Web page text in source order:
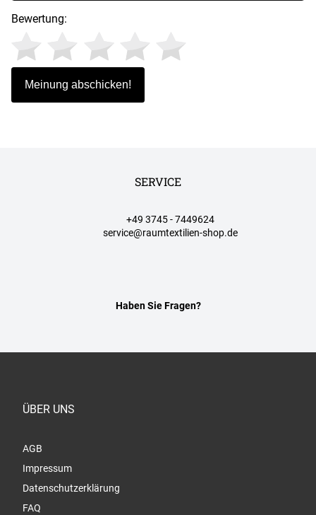
Bewertung:
SERVICE
Haben Sie Fragen?
+49 3745 - 7449624
service@raumtextilien-shop.de
ÜBER UNS
AGB
Impressum
Datenschutzerklärung
FAQ